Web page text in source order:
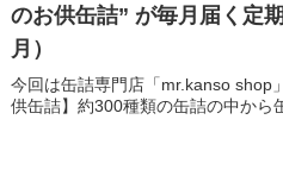
のお供缶詰” が毎月届く定
月）
今回は缶詰専門店「mr.kanso shop
供缶詰】約300種類の缶詰の中から